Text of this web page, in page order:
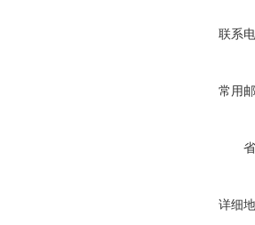
联系
常用
详细